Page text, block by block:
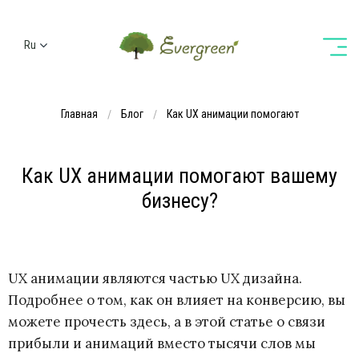
Ru
Главная Блог Как UX анимации помогают
Как UX анимации помогают вашему
бизнесу?
UX анимации являются частью UX дизайна.
Подробнее о том, как он влияет на конверсию, вы
можете прочесть здесь, а в этой статье о связи
прибыли и анимаций вместо тысячи слов мы